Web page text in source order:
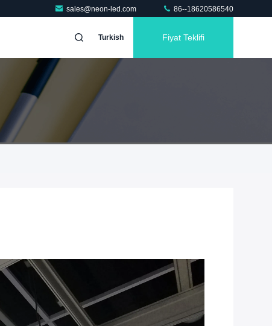
sales@neon-led.com 86--18620586540
Turkish Fiyat Teklifi